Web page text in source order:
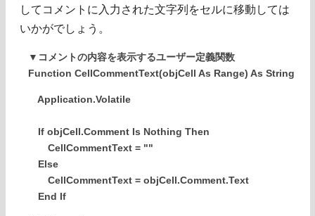
してコメントに入力された文字列をセルに移動しては
いかがでしょう。
▼コメントの内容を表示するユーザー定義関数
Function CellCommentText(objCell As Range) As String
Application.Volatile
If objCell.Comment Is Nothing Then
CellCommentText = ""
Else
CellCommentText = objCell.Comment.Text
End If